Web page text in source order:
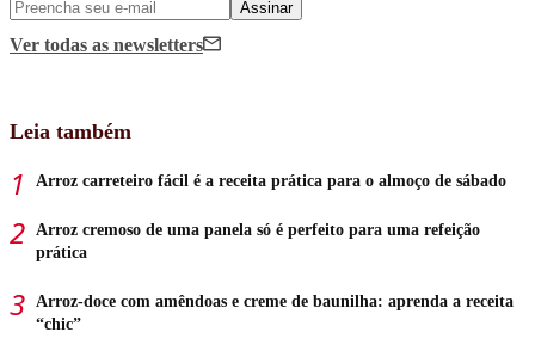
Assinar
Ver todas as newsletters
Leia também
Arroz carreteiro fácil é a receita prática para o almoço de sábado
Arroz cremoso de uma panela só é perfeito para uma refeição
prática
Arroz-doce com amêndoas e creme de baunilha: aprenda a receita
“chic”